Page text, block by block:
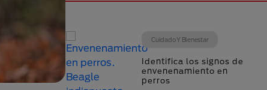
Cuidado Y Bienestar
Identifica los signos de
envenenamiento en
perros